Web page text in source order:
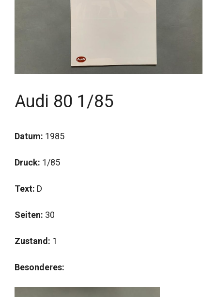
Audi 80 1/85
Datum: 1985
Druck: 1/85
Text: D
Seiten: 30
Zustand: 1
Besonderes: